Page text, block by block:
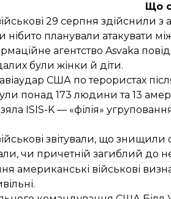
Що
29 серпня здійснили з
нібито планували атакувати
агентство Asvaka
були жінки й діти.
США по терористах
понад 173 людини та 13
ISIS-K — «філія»
звітували, що знищили
чи причетній загиблий до
американські військові